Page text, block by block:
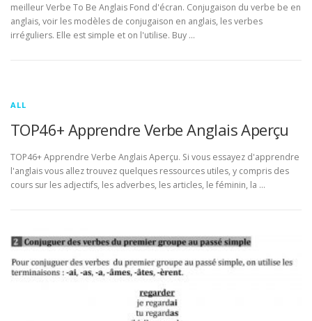
meilleur Verbe To Be Anglais Fond d'écran. Conjugaison du verbe be en
anglais, voir les modèles de conjugaison en anglais, les verbes
irréguliers. Elle est simple et on l'utilise. Buy …
ALL
TOP46+ Apprendre Verbe Anglais Aperçu
TOP46+ Apprendre Verbe Anglais Aperçu. Si vous essayez d'apprendre
l'anglais vous allez trouvez quelques ressources utiles, y compris des
cours sur les adjectifs, les adverbes, les articles, le féminin, la …